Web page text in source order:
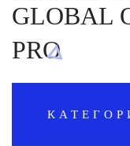
GLOBAL
PRO